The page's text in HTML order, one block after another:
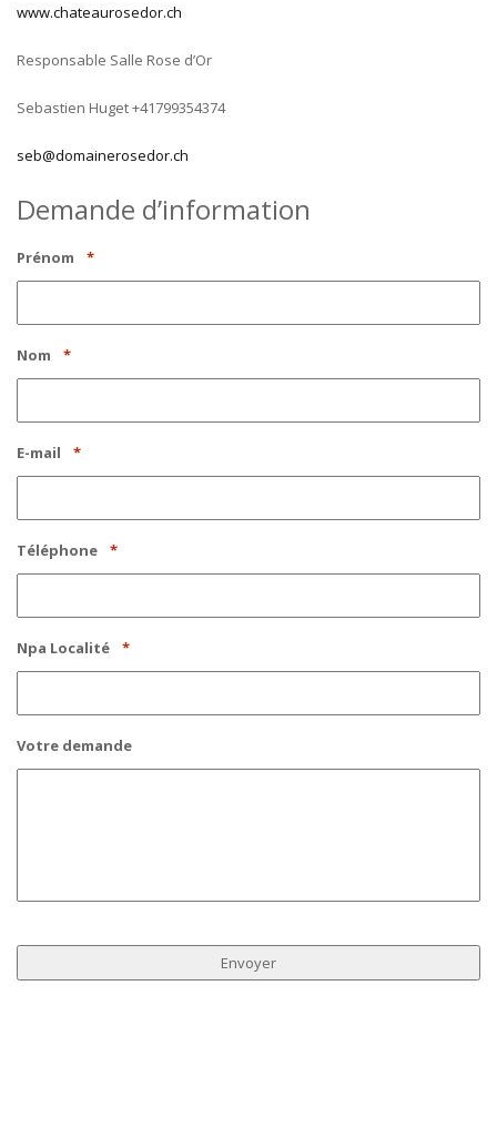
www.chateaurosedor.ch
Responsable Salle Rose d’Or
Sebastien Huget +41799354374
seb@domainerosedor.ch
Demande d’information
Prénom *
Nom *
E-mail *
Téléphone *
Npa Localité *
Votre demande